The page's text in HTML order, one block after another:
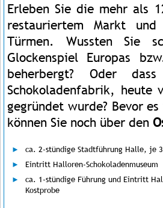
Erleben Sie die mehr als
restauriertem Markt
Türmen. Wussten Sie
Glockenspiel Europas
beherbergt? Oder
Schokoladenfabrik, heute
gegründet wurde? Bevor
können Sie noch über den
ca. 2-stündige Stadtführung Halle, je
Eintritt Halloren-Schokoladenmuseum
ca. 1-stündige Führung und Eintritt
Kostprobe